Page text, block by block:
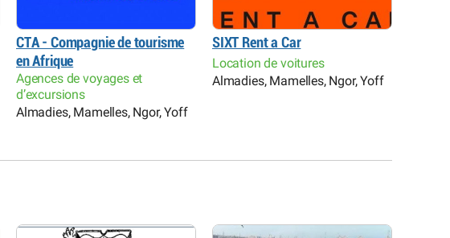
CTA - Compagnie de tourisme
en Afrique
Agences de voyages et
d’excursions
Almadies, Mamelles, Ngor, Yoff
SIXT Rent a Car
Location de voitures
Almadies, Mamelles, Ngor, Yoff